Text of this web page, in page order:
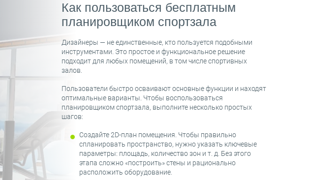
Как пользоваться бесплатным
планировщиком спортзала
Дизайнеры — не единственные, кто пользуется подобными
инструментами. Это простое и функциональное решение
подходит для любых помещений, в том числе спортивных
залов.
Пользователи быстро осваивают основные функции и находят
оптимальные варианты. Чтобы воспользоваться
планировщиком спортзала, выполните несколько простых
шагов:
Создайте 2D-план помещения. Чтобы правильно
спланировать пространство, нужно указать ключевые
параметры: площадь, количество зон и т. д. Без этого
этапа сложно «построить» стены и рационально
расположить оборудование.